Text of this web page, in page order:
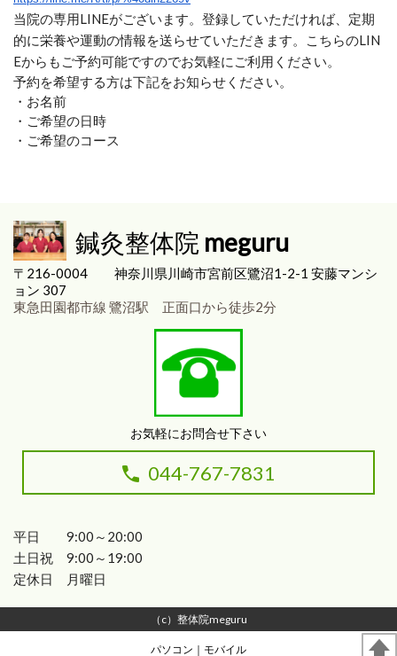
当院の専用LINEがございます。登録していただければ、定期
的に栄養や運動の情報を送らせていただきます。こちらのLIN
Eからもご予約可能ですのでお気軽にご利用ください。
予約を希望する方は下記をお知らせください。
・お名前
・ご希望の日時
・ご希望のコース
鍼灸整体院 meguru
〒216-0004 神奈川県川崎市宮前区鷺沼1-2-1 安藤マンシ
ョン 307
東急田園都市線 鷺沼駅 正面口から徒歩2分
お気軽にお問合せ下さい
044-767-7831
平日 9:00～20:00
土日祝 9:00～19:00
定休日 月曜日
（c）整体院meguru
パソコン ｜モバイル